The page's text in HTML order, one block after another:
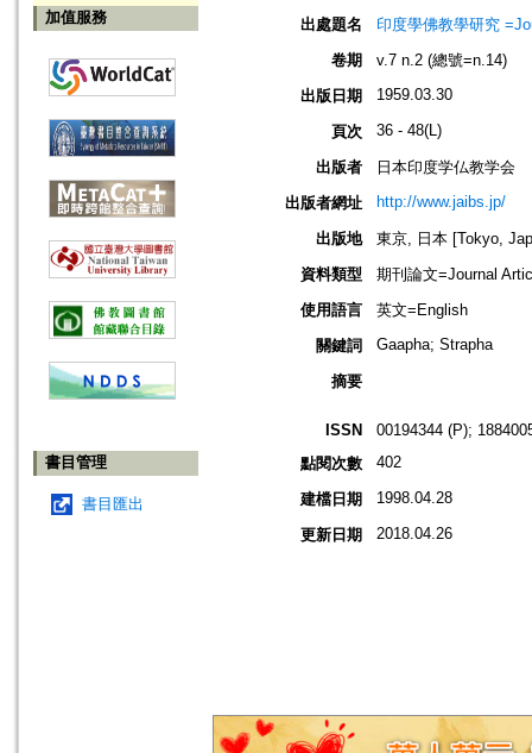
加值服務
書目管理
書目匯出
出處題名
印度學佛教學研究
卷期
v.7 n.2 (總號=n.14)
出版日期
1959.03.30
頁次 36 - 48(L)
出版者
日本印度学仏教学会
出版者網址
http://www.jaibs.jp/
出版地
東京, 日本 [Tokyo,
資料類型
期刊論文=Journal
使用語言
英文=English
關鍵詞
Gaapha; Strapha
摘要
ISSN
00194344 (P);
點閱次數
402
建檔日期 1998.04.28
更新日期 2018.04.26